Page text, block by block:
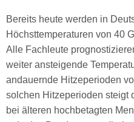
Bereits heute werden in
Höchsttemperaturen von 40
Alle Fachleute
weiter ansteigende
andauernde Hitzeperioden
solchen Hitzeperioden steigt
bei älteren hochbetagten